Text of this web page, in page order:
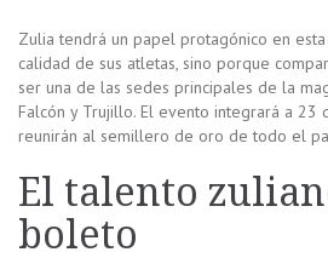
Zulia tendrá un papel protagónico en
calidad de sus atletas, sino porque
ser una de las sedes principales de la
Falcón y Trujillo. El evento integrará a 23
reunirán al semillero de oro de todo el
El talento
boleto